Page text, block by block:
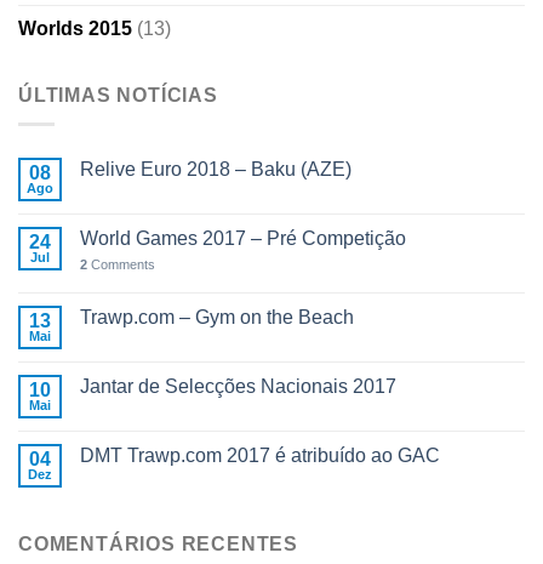
Worlds 2015 (13)
ÚLTIMAS NOTÍCIAS
08
Ago
Relive Euro 2018 – Baku (AZE)
24
Jul
World Games 2017 – Pré Competição
2 Comments
13
Mai
Trawp.com – Gym on the Beach
10
Mai
Jantar de Selecções Nacionais 2017
04
Dez
DMT Trawp.com 2017 é atribuído ao GAC
COMENTÁRIOS RECENTES